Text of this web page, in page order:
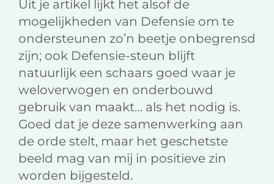
Uit je artikel lijkt het alsof de
mogelijkheden van Defensie om te
ondersteunen zo’n beetje onbegrensd
zijn; ook Defensie-steun blijft
natuurlijk een schaars goed waar je
weloverwogen en onderbouwd
gebruik van maakt… als het nodig is.
Goed dat je deze samenwerking aan
de orde stelt, maar het geschetste
beeld mag van mij in positieve zin
worden bijgesteld.